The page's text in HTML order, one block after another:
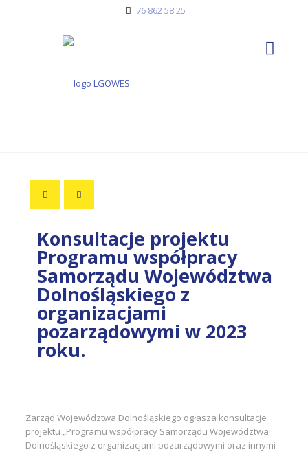
76 862 58 25
Konsultacje projektu
Programu współpracy
Samorządu Województwa
Dolnośląskiego z
organizacjami
pozarządowymi w 2023
roku.
Zarząd Województwa Dolnośląskiego ogłasza konsultacje
projektu „Programu współpracy Samorządu Województwa
Dolnośląskiego z organizacjami pozarządowymi oraz innymi